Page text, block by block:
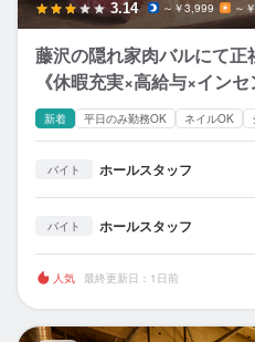
3.14 ～￥3,999 ～
藤沢の隠れ家肉バルにて正
《休暇充実×高給与×インセ
新着 平日のみ勤務OK ネイルOK
バイト ホールスタッフ
バイト ホールスタッフ
人気 最終更新日：1日前